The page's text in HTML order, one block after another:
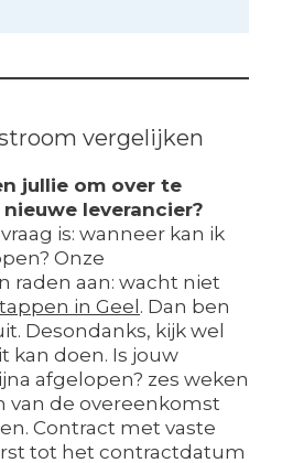
vergelijken
jullie om over te
leverancier?
is: wanneer kan ik
Onze
raden aan: wacht niet
in Geel . Dan ben
Desondanks, kijk wel
kan doen. Is jouw
afgelopen? zes weken
van de overeenkomst
Contract met vaste
tot het contractdatum